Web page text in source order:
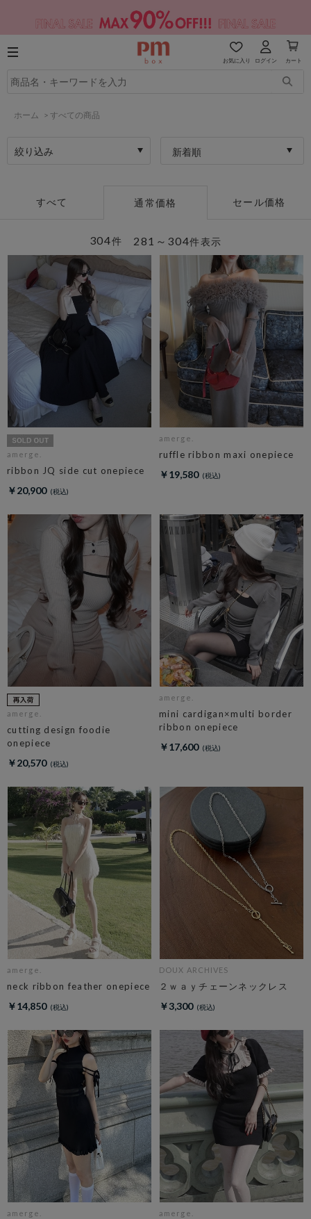
お気に入り ログイン カート
ホーム > すべての商品
絞り込み 新着順
すべて 通常価格 セール価格
281～304件表示
304件
amerge.
ribbon JQ side cut onepiece
￥20,900
amerge.
ruffle ribbon maxi onepiece
￥19,580
amerge.
cutting design foodie
onepiece
￥20,570
amerge.
mini cardigan×multi border
ribbon onepiece
￥17,600
amerge.
neck ribbon feather onepiece
￥14,850
DOUX ARCHIVES
２ｗａｙチェーンネックレス
￥3,300
amerge. amerge.